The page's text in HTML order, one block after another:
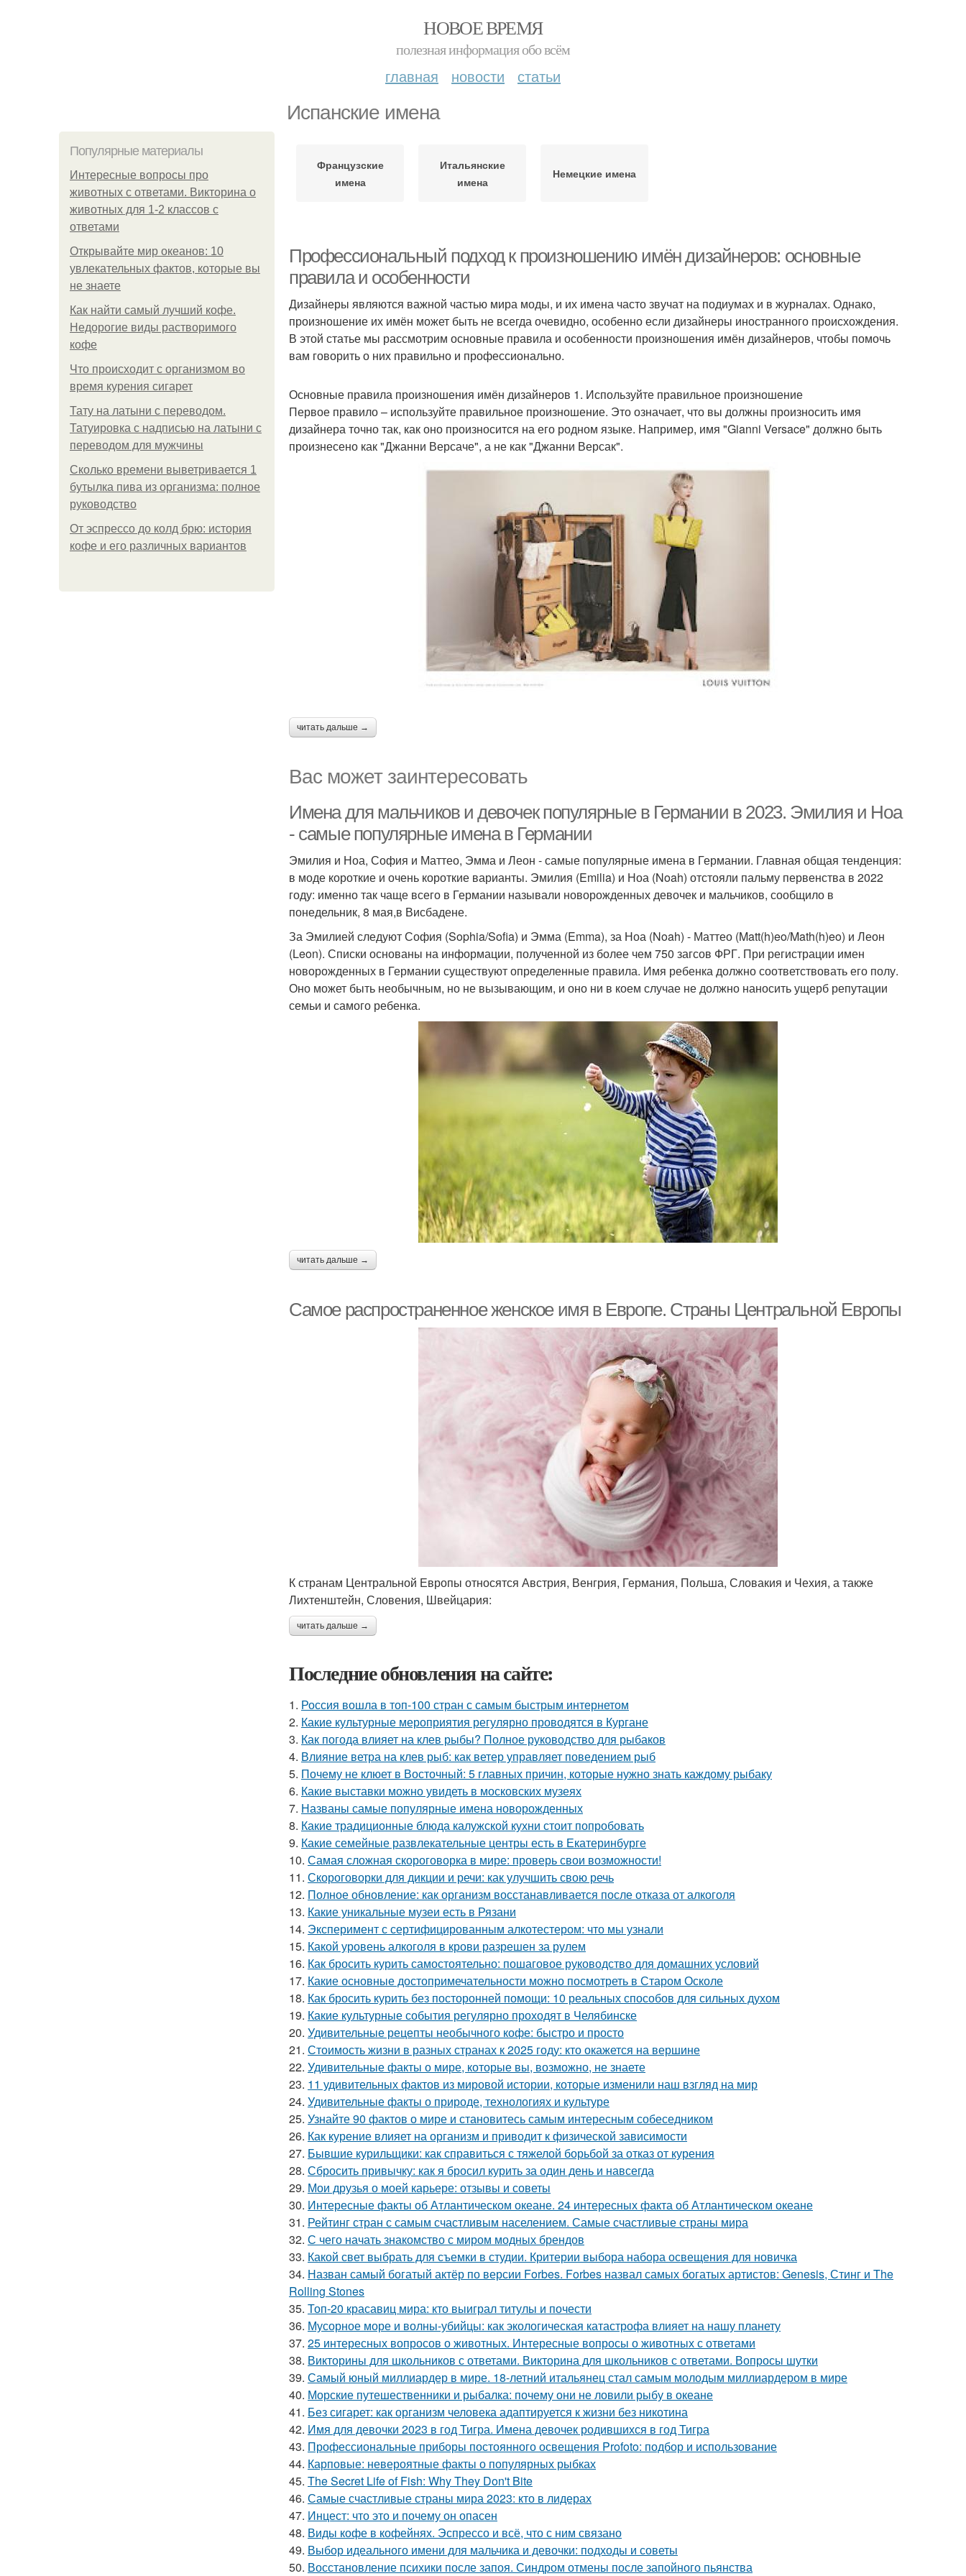
НОВОЕ ВРЕМЯ
полезная информация обо всём
главная новости статьи
Испанские имена
Популярные материалы
Интересные вопросы про
животных с ответами. Викторина о
животных для 1-2 классов с
ответами
Открывайте мир океанов: 10
увлекательных фактов, которые вы
не знаете
Как найти самый лучший кофе.
Недорогие виды растворимого
кофе
Что происходит с организмом во
время курения сигарет
Тату на латыни с переводом.
Татуировка с надписью на латыни с
переводом для мужчины
Сколько времени выветривается 1
бутылка пива из организма: полное
руководство
От эспрессо до колд брю: история
кофе и его различных вариантов
Французские
имена
Итальянские
имена
Немецкие имена
Профессиональный подход к произношению имён дизайнеров: основные
правила и особенности
Дизайнеры являются важной частью мира моды, и их имена часто звучат на подиумах и в журналах. Однако,
произношение их имён может быть не всегда очевидно, особенно если дизайнеры иностранного происхождения.
В этой статье мы рассмотрим основные правила и особенности произношения имён дизайнеров, чтобы помочь
вам говорить о них правильно и профессионально.
Основные правила произношения имён дизайнеров 1. Используйте правильное произношение
Первое правило – используйте правильное произношение. Это означает, что вы должны произносить имя
дизайнера точно так, как оно произносится на его родном языке. Например, имя "Gianni Versace" должно быть
произнесено как "Джанни Версаче", а не как "Джанни Версак".
читать дальше →
Вас может заинтересовать
Имена для мальчиков и девочек популярные в Германии в 2023. Эмилия и Ноа
- самые популярные имена в Германии
Эмилия и Ноа, София и Маттео, Эмма и Леон - самые популярные имена в Германии. Главная общая тенденция:
в моде короткие и очень короткие варианты. Эмилия (Emilia) и Ноа (Noah) отстояли пальму первенства в 2022
году: именно так чаще всего в Германии называли новорожденных девочек и мальчиков, сообщило в
понедельник, 8 мая,в Висбадене.
За Эмилией следуют София (Sophia/Sofia) и Эмма (Emma), за Ноа (Noah) - Маттео (Matt(h)eo/Math(h)eo) и Леон
(Leon). Списки основаны на информации, полученной из более чем 750 загсов ФРГ. При регистрации имен
новорожденных в Германии существуют определенные правила. Имя ребенка должно соответствовать его полу.
Оно может быть необычным, но не вызывающим, и оно ни в коем случае не должно наносить ущерб репутации
семьи и самого ребенка.
читать дальше →
Самое распространенное женское имя в Европе. Страны Центральной Европы
К странам Центральной Европы относятся Австрия, Венгрия, Германия, Польша, Словакия и Чехия, а также
Лихтенштейн, Словения, Швейцария:
читать дальше →
Последние обновления на сайте:
1. Россия вошла в топ-100 стран с самым быстрым интернетом
2. Какие культурные мероприятия регулярно проводятся в Кургане
3. Как погода влияет на клев рыбы? Полное руководство для рыбаков
4. Влияние ветра на клев рыб: как ветер управляет поведением рыб
5. Почему не клюет в Восточный: 5 главных причин, которые нужно знать каждому рыбаку
6. Какие выставки можно увидеть в московских музеях
7. Названы самые популярные имена новорожденных
8. Какие традиционные блюда калужской кухни стоит попробовать
9. Какие семейные развлекательные центры есть в Екатеринбурге
10. Самая сложная скороговорка в мире: проверь свои возможности!
11. Скороговорки для дикции и речи: как улучшить свою речь
12. Полное обновление: как организм восстанавливается после отказа от алкоголя
13. Какие уникальные музеи есть в Рязани
14. Эксперимент с сертифицированным алкотестером: что мы узнали
15. Какой уровень алкоголя в крови разрешен за рулем
16. Как бросить курить самостоятельно: пошаговое руководство для домашних условий
17. Какие основные достопримечательности можно посмотреть в Старом Осколе
18. Как бросить курить без посторонней помощи: 10 реальных способов для сильных духом
19. Какие культурные события регулярно проходят в Челябинске
20. Удивительные рецепты необычного кофе: быстро и просто
21. Стоимость жизни в разных странах к 2025 году: кто окажется на вершине
22. Удивительные факты о мире, которые вы, возможно, не знаете
23. 11 удивительных фактов из мировой истории, которые изменили наш взгляд на мир
24. Удивительные факты о природе, технологиях и культуре
25. Узнайте 90 фактов о мире и становитесь самым интересным собеседником
26. Как курение влияет на организм и приводит к физической зависимости
27. Бывшие курильщики: как справиться с тяжелой борьбой за отказ от курения
28. Сбросить привычку: как я бросил курить за один день и навсегда
29. Мои друзья о моей карьере: отзывы и советы
30. Интересные факты об Атлантическом океане. 24 интересных факта об Атлантическом океане
31. Рейтинг стран с самым счастливым населением. Самые счастливые страны мира
32. С чего начать знакомство с миром модных брендов
33. Какой свет выбрать для съемки в студии. Критерии выбора набора освещения для новичка
34. Назван самый богатый актёр по версии Forbes. Forbes назвал самых богатых артистов: Genesis, Стинг и The
Rolling Stones
35. Топ-20 красавиц мира: кто выиграл титулы и почести
36. Мусорное море и волны-убийцы: как экологическая катастрофа влияет на нашу планету
37. 25 интересных вопросов о животных. Интересные вопросы о животных с ответами
38. Викторины для школьников с ответами. Викторина для школьников с ответами. Вопросы шутки
39. Самый юный миллиардер в мире. 18-летний итальянец стал самым молодым миллиардером в мире
40. Морские путешественники и рыбалка: почему они не ловили рыбу в океане
41. Без сигарет: как организм человека адаптируется к жизни без никотина
42. Имя для девочки 2023 в год Тигра. Имена девочек родившихся в год Тигра
43. Профессиональные приборы постоянного освещения Profoto: подбор и использование
44. Карповые: невероятные факты о популярных рыбках
45. The Secret Life of Fish: Why They Don't Bite
46. Самые счастливые страны мира 2023: кто в лидерах
47. Инцест: что это и почему он опасен
48. Виды кофе в кофейнях. Эспрессо и всё, что с ним связано
49. Выбор идеального имени для мальчика и девочки: подходы и советы
50. Восстановление психики после запоя. Синдром отмены после запойного пьянства